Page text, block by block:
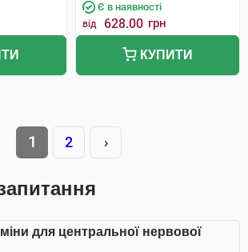
Є в наявності
від 628.00 грн
КУПИТИ
1 2 ›
для центральної нервової